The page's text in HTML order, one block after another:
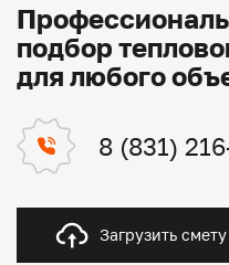
подбор
для любого
8 (831)
Загрузить смету